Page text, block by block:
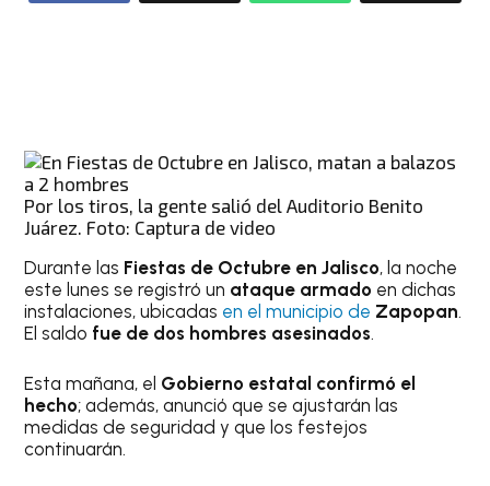
Por los tiros, la gente salió del Auditorio Benito
Juárez. Foto: Captura de video
Durante las Fiestas de Octubre en Jalisco, la noche
este lunes se registró un ataque armado en dichas
instalaciones, ubicadas en el municipio de Zapopan.
El saldo fue de dos hombres asesinados.
Esta mañana, el Gobierno estatal confirmó el
hecho; además, anunció que se ajustarán las
medidas de seguridad y que los festejos
continuarán.